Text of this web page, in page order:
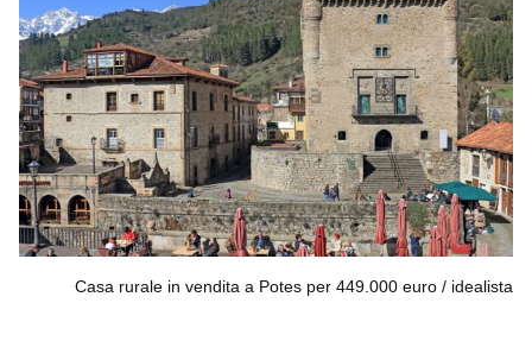
Casa rurale in vendita a Potes per 449.000 euro idealista